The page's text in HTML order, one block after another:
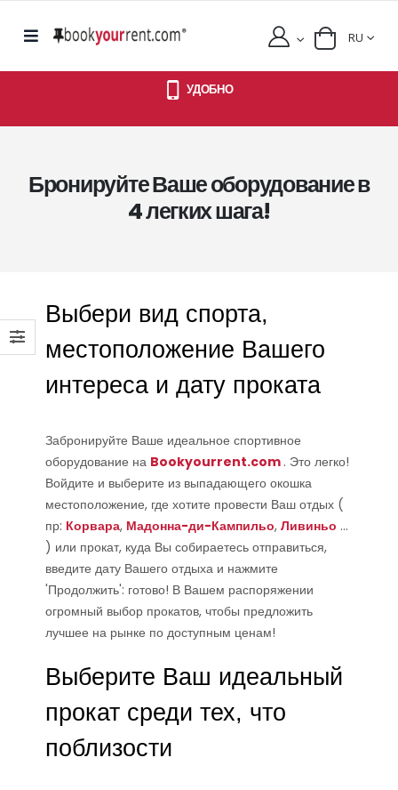
RU
УДОБНО
Бронируйте Ваше оборудование в
4 легких шага!
Выбери вид спорта,
местоположение Вашего
интереса и дату проката
Забронируйте Ваше идеальное спортивное
оборудование на Bookyourrent.com . Это легко!
Войдите и выберите из выпадающего окошка
местоположение, где хотите провести Ваш отдых (
пр: Корвара, Мадонна-ди-Кампильо, Ливиньо ...
) или прокат, куда Вы собираетесь отправиться,
введите дату Вашего отдыха и нажмите
'Продолжить': готово! В Вашем распоряжении
огромный выбор прокатов, чтобы предложить
лучшее на рынке по доступным ценам!
Выберите Ваш идеальный
прокат среди тех, что
поблизости